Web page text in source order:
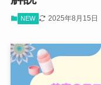
NEW 2025年8月15日